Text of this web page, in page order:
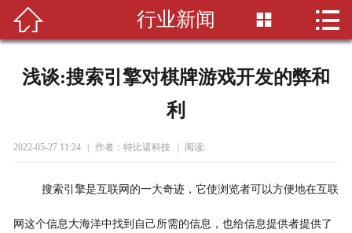
 首页
联系我们
 行业新闻  
浅谈:搜索引擎对棋牌游戏开发的弊和
利
2022-05-27 11:24 作者：特比诺科技 阅读:
搜索引擎是互联网的一大奇迹，它使浏览者可以方便地在互联
网这个信息大海洋中找到自己所需的信息，也给信息提供者提供了